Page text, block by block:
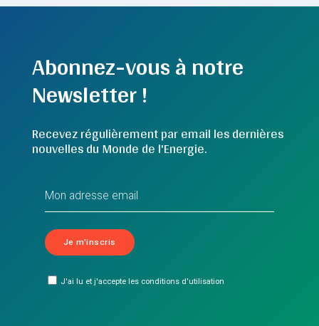
Abonnez-vous à notre
Newsletter !
Recevez régulièrement par email les dernières
nouvelles du Monde de l'Energie.
J'ai lu et j'accepte les conditions d'utilisation